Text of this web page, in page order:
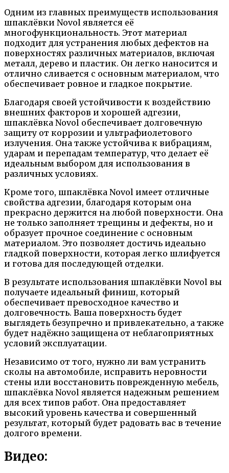
Одним из главных преимуществ использования
шпаклёвки Novol является её
многофункциональность. Этот материал
подходит для устранения любых дефектов на
поверхностях различных материалов, включая
металл, дерево и пластик. Он легко наносится и
отлично сливается с основным материалом, что
обеспечивает ровное и гладкое покрытие.
Благодаря своей устойчивости к воздействию
внешних факторов и хорошей адгезии,
шпаклёвка Novol обеспечивает долговечную
защиту от коррозии и ультрафиолетового
излучения. Она также устойчива к вибрациям,
ударам и перепадам температур, что делает её
идеальным выбором для использования в
различных условиях.
Кроме того, шпаклёвка Novol имеет отличные
свойства адгезии, благодаря которым она
прекрасно держится на любой поверхности. Она
не только заполняет трещины и дефекты, но и
образует прочное соединение с основным
материалом. Это позволяет достичь идеально
гладкой поверхности, которая легко шлифуется
и готова для последующей отделки.
В результате использования шпаклёвки Novol вы
получаете идеальный финиш, который
обеспечивает превосходное качество и
долговечность. Ваша поверхность будет
выглядеть безупречно и привлекательно, а также
будет надёжно защищена от неблагоприятных
условий эксплуатации.
Независимо от того, нужно ли вам устранить
сколы на автомобиле, исправить неровности
стены или восстановить поврежденную мебель,
шпаклёвка Novol является надежным решением
для всех типов работ. Она предоставляет
высокий уровень качества и совершенный
результат, который будет радовать вас в течение
долгого времени.
Видео: